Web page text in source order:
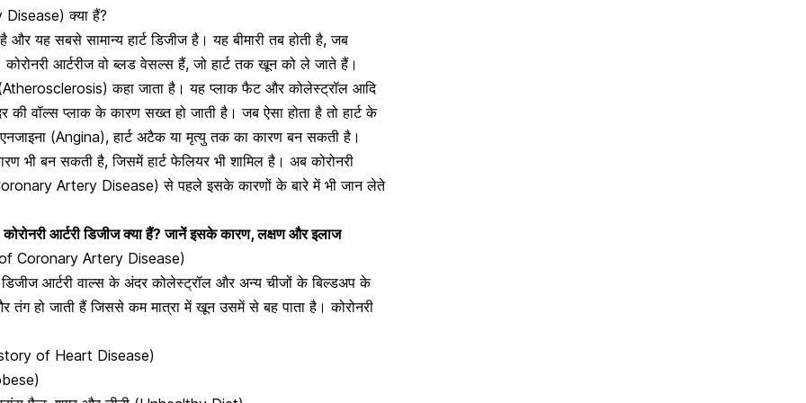
Disease) क्या हैं?
और यह सबसे सामान्य हार्ट डिजीज है। यह बीमारी तब होती है, जब
कोरोनरी आर्टरीज वो ब्लड वेसल्स हैं, जो हार्ट तक खून को ले जाते हैं।
कहा जाता है। यह प्लाक फैट और कोलेस्ट्रॉल आदि
वॉल्स प्लाक के कारण सख्त हो जाती है। जब ऐसा होता है तो हार्ट के
(Angina), हार्ट अटैक या मृत्यु तक का कारण बन सकती है।
भी बन सकती है, जिसमेंहार्ट फेलियर भी शामिल है। अब कोरोनरी
Artery Disease) से पहले इसके कारणों के बारे में भी जान लेते
आर्टरी डिजीज क्या हैं? जानें इसके कारण, लक्षण और इलाज
of Coronary Artery Disease)
डिजीज आर्टरी वाल्स के अंदर कोलेस्ट्रॉल और अन्य चीजों के बिल्डअप के
हो जाती हैं जिससे कम मात्रा में खून उसमें से बह पाता है। कोरोनरी
of Heart Disease)